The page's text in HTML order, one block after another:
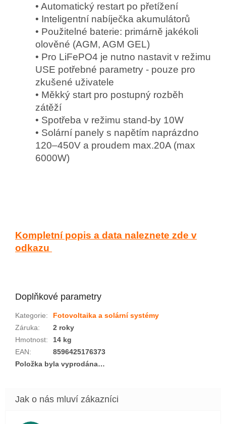
• Automatický restart po přetížení
• Inteligentní nabíječka akumulátorů
• Použitelné baterie: primárně jakékoli
olověné (AGM, AGM GEL)
• Pro LiFePO4 je nutno nastavit v režimu
USE potřebné parametry - pouze pro
zkušené uživatele
• Měkký start pro postupný rozběh
zátěží
• Spotřeba v režimu stand-by 10W
• Solární panely s napětím naprázdno
120–450V a proudem max.20A (max
6000W)
Kompletní popis a data naleznete zde v
odkazu
Doplňkové parametry
Kategorie:
Fotovoltaika a solární systémy
Záruka:
2 roky
Hmotnost:
14 kg
EAN:
8596425176373
Položka byla vyprodána…